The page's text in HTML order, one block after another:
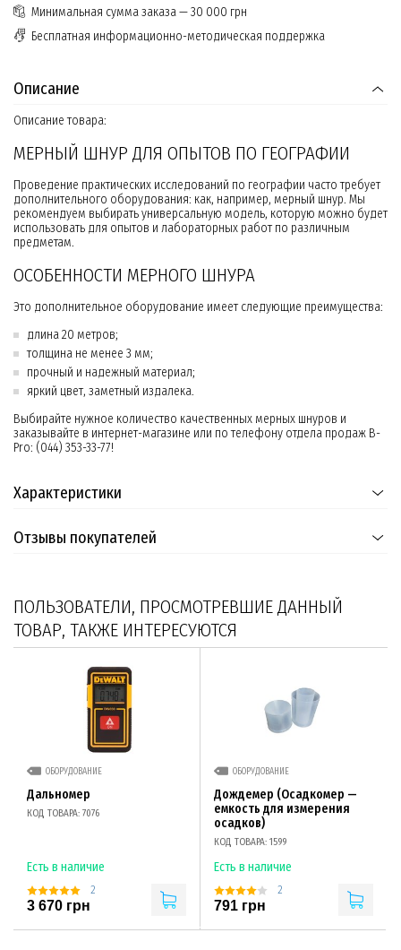
Минимальная сумма заказа — 30 000 грн
Бесплатная информационно-методическая поддержка
Описание
Описание товара:
МЕРНЫЙ ШНУР ДЛЯ ОПЫТОВ ПО ГЕОГРАФИИ
Проведение практических исследований по географии часто требует
дополнительного оборудования: как, например, мерный шнур. Мы
рекомендуем выбирать универсальную модель, которую можно будет
использовать для опытов и лабораторных работ по различным
предметам.
ОСОБЕННОСТИ МЕРНОГО ШНУРА
Это дополнительное оборудование имеет следующие преимущества:
длина 20 метров;
толщина не менее 3 мм;
прочный и надежный материал;
яркий цвет, заметный издалека.
Выбирайте нужное количество качественных мерных шнуров и
заказывайте в интернет-магазине или по телефону отдела продаж B-
Pro: (044) 353-33-77!
Характеристики
Отзывы покупателей
ПОЛЬЗОВАТЕЛИ, ПРОСМОТРЕВШИЕ ДАННЫЙ
ТОВАР, ТАКЖЕ ИНТЕРЕСУЮТСЯ
ОБОРУДОВАНИЕ
Дальномер
КОД ТОВАРА: 7076
Есть в наличие
2
3 670 грн
ОБОРУДОВАНИЕ
Дождемер (Осадкомер —
емкость для измерения
осадков)
КОД ТОВАРА: 1599
Есть в наличие
2
791 грн